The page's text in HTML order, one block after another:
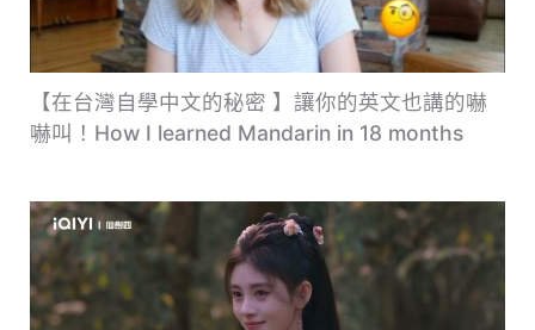
【在台灣自學中文的秘密 】讓你的英文也講的嚇
嚇叫！How I learned Mandarin in 18 months